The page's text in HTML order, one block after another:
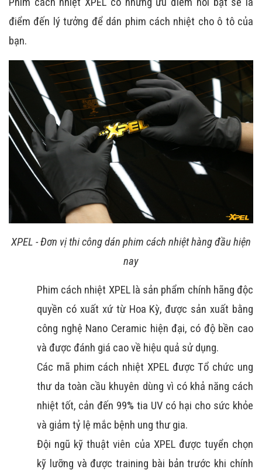
điểm đến lý tưởng để dán phim cách nhiệt cho ô tô của
bạn.
XPEL - Đơn vị thi công dán phim cách nhiệt hàng đầu hiện
nay
Phim cách nhiệt XPEL là sản phẩm chính hãng độc
quyền có xuất xứ từ Hoa Kỳ, được sản xuất bằng
công nghệ Nano Ceramic hiện đại, có độ bền cao
và được đánh giá cao về hiệu quả sử dụng.
Các mã phim cách nhiệt XPEL được Tổ chức ung
thư da toàn cầu khuyên dùng vì có khả năng cách
nhiệt tốt, cản đến 99% tia UV có hại cho sức khỏe
và giảm tỷ lệ mắc bệnh ung thư gia.
Đội ngũ kỹ thuật viên của XPEL được tuyển chọn
kỹ lưỡng và được training bài bản trước khi chính